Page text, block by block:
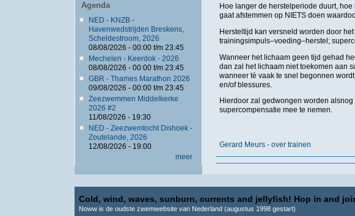
Agenda
NED - KNZB -
Havenwedstrijden Breskens,
Scheldestroom, 2026
08/08/2026 - 00:00t/m 23:45
Mechelen - Keerdok - 2026
08/08/2026 - 00:00t/m 23:45
GBR - Thames Marathon 2026
09/08/2026 - 00:00t/m 23:45
Zeezwemmen Middelkerke
2026 #2
11/08/2026 - 19:30
NED - Zeezwemtocht Dishoek -
Zoutelande, 2026
12/08/2026 - 19:00
meer
Hoe langer de herstelperiode duurt,
gaat afstemmen op NIETS doen
Hersteltijd kan versneld worden door
trainingsimpuls–voeding–herstel;
Wanneer het lichaam geen tijd gehad
dan zal het lichaam niet toekomen aan
wanneer tè vaak te snel begonnen
en/of blessures.
Hierdoor zal gedwongen worden
supercompensatie mee te nemen.
Gerard Meurs - over trainen
Cold, wind, waves, sunburn, currents and jellyfish! Hop in and
Noww is de oudste zwemwebsite van Nederland (augustus 1998 gestart)